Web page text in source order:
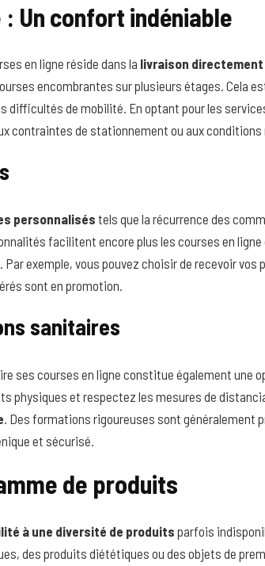
Un confort indéniable
en ligne réside dans la livraison directement
encombrantes sur plusieurs étages. Cela
difficultés de mobilité. En optant pour les
contraintes de stationnement ou aux
personnaliséstels que la récurrence des
facilitent encore plus les courses en ligne
exemple, vous pouvez choisir de recevoir vos
sont en promotion.
sanitaires
ses courses en ligne constitue également une
physiques et respectez les mesures de
. Des formations rigoureuses sont généralement
et sécurisé.
de produits
à une diversité de produits parfois
des produits diététiques ou des objets de